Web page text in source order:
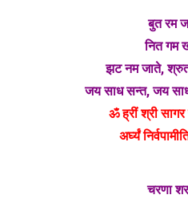
बुत रम
नित गम
झट नम जाते,
जय साध सन्त, जय
ॐ ह्रीं श्री सागर
अर्घ्यं
चरणा